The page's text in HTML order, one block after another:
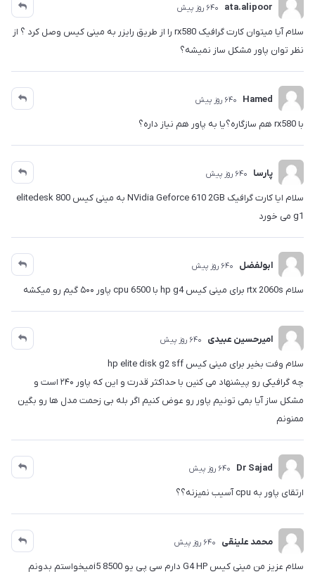
ata.alipoor 640 روز پیش
سلام آیا میتوان کارت گرافیک rx580 را از طریق رایزر به مینی کیس وصل کرد ؟ از
نظر توان پاور مشکل ساز نمیشه؟
Hamed 640 روز پیش
با rx580 هم سازگاره؟یا به پاور هم نیاز داره؟
پارسا 640 روز پیش
سلام ایا کارت گرافیک NVidia Geforce 610 2GB به مینی کیس elitedesk 800
g1 می خورد
ابولفضل 640 روز پیش
سلام rtx 2060s برای مینی کیس hp g4 با cpu 6500 پاور ۵۰۰ گیم رو میکشه
امیرحسین عبیدی 640 روز پیش
سلام وفت بخیر برای مینی کیس hp elite disk g2 sff
چه گرافیکی رو پیشنهاد می کنین با حداکثر قدرت و این که پاور ۲۴۰ است و
مشکل ساز آیا بمی تونیم پاور رو عوض کنیم اگر بله بی زحمت مدل ها رو بگین
ممنونم
Dr Sajad 640 روز پیش
ارتقای پاور به cpu آسیب نمیزنه؟؟
محمد علینقی 640 روز پیش
سلام عزیز من مینی کیس G4 HP دارم سی پی یو i5 8500میخواستم بدونم